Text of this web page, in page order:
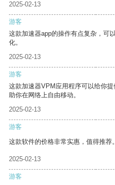
2025-02-13
游客
这款加速器app的操作有点复杂，可
化。
2025-02-13
游客
这款加速器VPM应用程序可以给你
助你在网络上自由移动。
2025-02-13
游客
这款软件的价格非常实惠，值得推荐。
2025-02-13
游客